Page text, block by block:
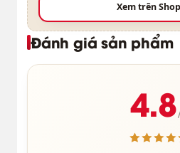
Đánh giá sản phẩm
4.8
Xem trên